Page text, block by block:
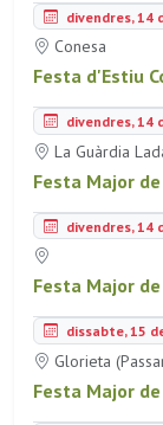
divendres, 14
Conesa
Festa d'Estiu
divendres, 14
La Guàrdia
Festa Major
divendres, 14
Festa Major
dissabte, 15
Glorieta
Festa Major